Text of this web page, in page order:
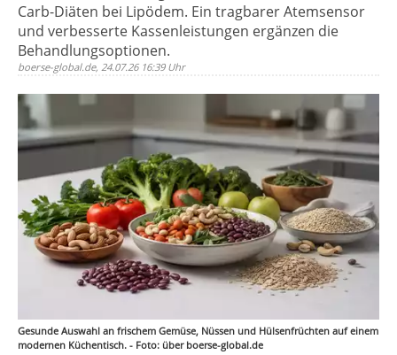
Carb-Diäten bei Lipödem. Ein tragbarer Atemsensor
und verbesserte Kassenleistungen ergänzen die
Behandlungsoptionen.
boerse-global.de, 24.07.26 16:39 Uhr
Gesunde Auswahl an frischem Gemüse, Nüssen und Hülsenfrüchten auf einem
modernen Küchentisch. - Foto: über boerse-global.de